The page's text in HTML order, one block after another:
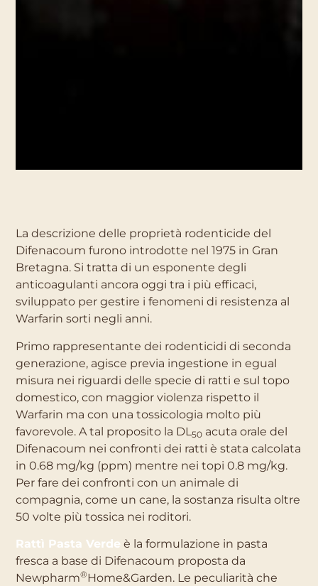
La descrizione delle proprietà rodenticide del
Difenacoum furono introdotte nel 1975 in Gran
Bretagna. Si tratta di un esponente degli
anticoagulanti ancora oggi tra i più efficaci,
sviluppato per gestire i fenomeni di resistenza al
Warfarin sorti negli anni.
Primo rappresentante dei rodenticidi di seconda
generazione, agisce previa ingestione in egual
misura nei riguardi delle specie di ratti e sul topo
domestico, con maggior violenza rispetto il
Warfarin ma con una tossicologia molto più
favorevole. A tal proposito la DL 50 acuta orale del
Difenacoum nei confronti dei ratti è stata calcolata
in 0.68 mg/kg (ppm) mentre nei topi 0.8 mg/kg.
Per fare dei confronti con un animale di
compagnia, come un cane, la sostanza risulta oltre
50 volte più tossica nei roditori.
Rattì Pasta Verde è la formulazione in pasta
fresca a base di Difenacoum proposta da
Newpharm®Home&Garden. Le peculiarità che